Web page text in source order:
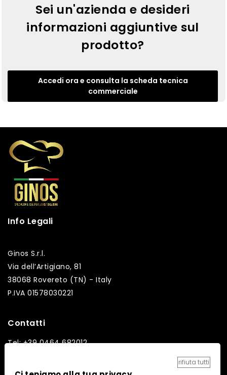
Sei un'azienda e desideri
informazioni aggiuntive sul
prodotto?
Accedi ora e consulta la scheda tecnica
commerciale
Info Legali
Ginos S.r.l.
Via dell’Artigiano, 81
38068 Rovereto (TN) - Italy
P.IVA 01578030221
Contatti
Tel: +39 0464 682012
Email: info@ginos.it
rifiuta tutti